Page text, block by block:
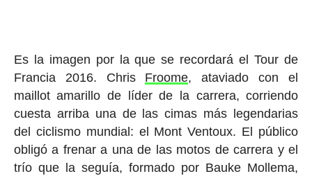
Es la imagen por la que se recordará el Tour de
Francia 2016. Chris Froome, ataviado con el
maillot amarillo de líder de la carrera, corriendo
cuesta arriba una de las cimas más legendarias
del ciclismo mundial: el Mont Ventoux. El público
obligó a frenar a una de las motos de carrera y el
trío que la seguía, formado por Bauke Mollema,